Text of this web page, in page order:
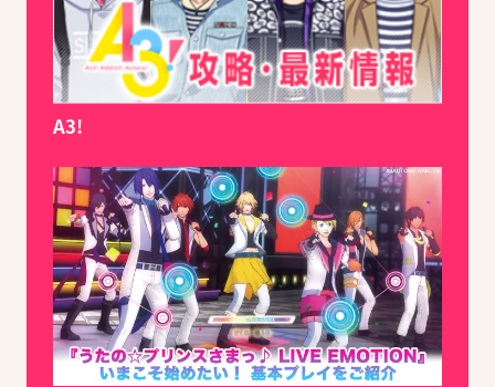
A3!